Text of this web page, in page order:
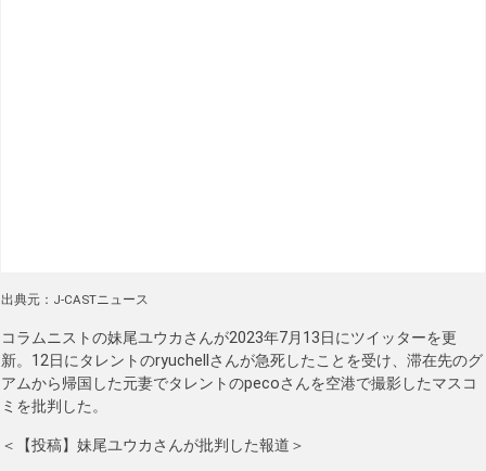
出典元：J-CASTニュース
コラムニストの妹尾ユウカさんが2023年7月13日にツイッターを更
新。12日にタレントのryuchellさんが急死したことを受け、滞在先のグ
アムから帰国した元妻でタレントのpecoさんを空港で撮影したマスコ
ミを批判した。
＜【投稿】妹尾ユウカさんが批判した報道＞